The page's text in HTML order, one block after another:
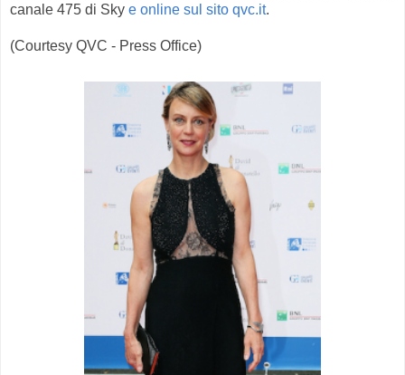
canale 475 di Sky e online sul sito qvc.it.
(Courtesy QVC - Press Office)